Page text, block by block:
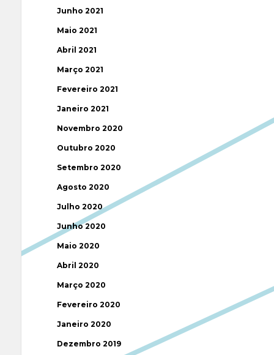
Junho 2021
Maio 2021
Abril 2021
Março 2021
Fevereiro 2021
Janeiro 2021
Novembro 2020
Outubro 2020
Setembro 2020
Agosto 2020
Julho 2020
Junho 2020
Maio 2020
Abril 2020
Março 2020
Fevereiro 2020
Janeiro 2020
Dezembro 2019